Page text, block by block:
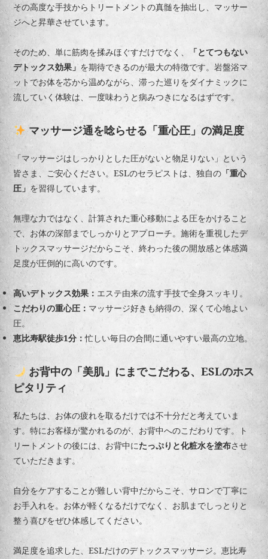
その高度な手技からトリートメントの真髄を抽出し、マッサー
ジへと昇華させています。
そのため、単に筋肉を揉みほぐすだけでなく、
「とてつもない
デトックス効果」 を期待できるのが最大の特徴です。岩盤浴マ
ットでお体を芯から温めながら、滞った巡りをダイナミックに
流していく体験は、一度味わうと病みつきになるはずです。
マッサージ通を唸らせる「重心圧」の満足度
「マッサージはしっかりとした圧がないと物足りない」という
皆さま、ご安心ください。ESLのセラピストは、独自の 「重心
圧」 を習得しています。
無理な力ではなく、計算された重心移動による圧をかけること
で、お体の深部までしっかりとアプローチ。施術を重視したデ
トックスマッサージだからこそ、終わった後の開放感と体感満
足度が圧倒的に高いのです。
高いデトックス効果： エステ由来の流す手技で全身スッキリ。
こだわりの重心圧： マッサージ好きも納得の、深くて心地よい
圧。
恵比寿駅徒歩1分：忙しい毎日の合間に通いやすい最高の立地。
お背中の「美肌」にまでこだわる、ESLのホス
ピタリティ
私たちは、お体の疲れを取るだけでは不十分だと考えていま
す。特にお客様が驚かれるのが、お背中へのこだわりです。ト
リートメントの後には、お背中にたっぷりと化粧水を塗布させ
ていただきます。
自分をケアすることが難しい背中だからこそ、サロンで丁寧に
お手入れを。お体が軽くなるだけでなく、お肌までしっとりと
整う喜びをぜひ体感してください。
満足度を追求した、ESLだけのデトックスマッサージ。恵比寿